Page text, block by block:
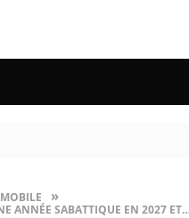
»
ANNÉE SABATTIQUE EN 2027